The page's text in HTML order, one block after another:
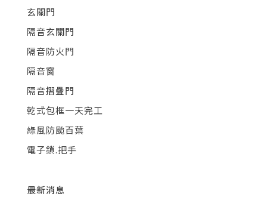
玄關門
隔音玄關門
隔音防火門
隔音窗
隔音摺疊門
乾式包框一天完工
綠風防颱百葉
電子鎖.把手
最新消息